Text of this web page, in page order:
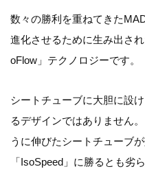
数々の勝利を重ねてきた
進化させるために生み出さ
oFlow」テクノロジーです。
シートチューブに大胆に設
るデザインではありません
うに伸びたシートチューブ
「IsoSpeed」に勝るとも劣